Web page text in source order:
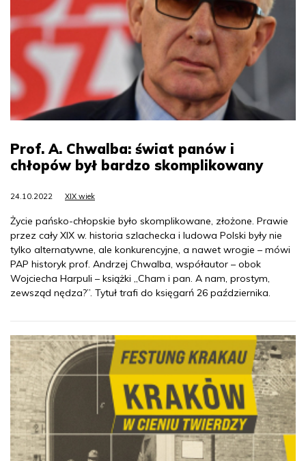
Prof. A. Chwalba: świat panów i
chłopów był bardzo skomplikowany
24.10.2022 XIX wiek
Życie pańsko-chłopskie było skomplikowane, złożone. Prawie
przez cały XIX w. historia szlachecka i ludowa Polski były nie
tylko alternatywne, ale konkurencyjne, a nawet wrogie – mówi
PAP historyk prof. Andrzej Chwalba, współautor – obok
Wojciecha Harpuli – książki „Cham i pan. A nam, prostym,
zewsząd nędza?”. Tytuł trafi do księgarń 26 października.